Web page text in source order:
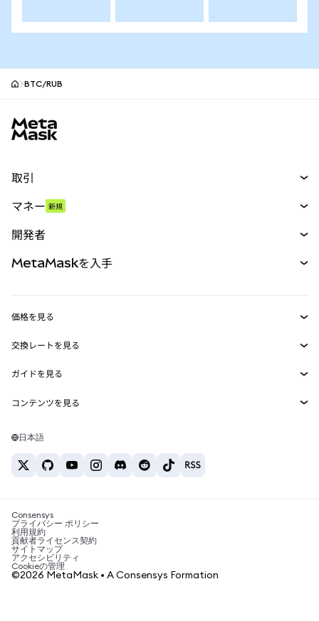
BTC/RUB
取引
パーペチュアル
RWA
マネー 新規
開発者
MetaMask Connect
Snaps
Web3サービス
MetaMaskを入手
セキュリティ
サポート
キャリア
お問い合わせ
価格を見る
イーサリアムの価格
Solanaの価格
Tetherの価格
交換レートを見る
ETH→USD
USDT→INR
BTC→INR
ETH→USDT
ガイドを見る
ETHの購入
USDTの購入
SHIBの購入
BNBの購入
コンテンツを見る
Solanaウォレット
税制関連ニュース
暗号資産の購入方法は？
ビットコインを売るには？
日本語
Consensys
プライバシー ポリシー
利用規約
貢献者ライセンス契約
サイトマップ
アクセシビリティ
Cookieの管理
©2026 MetaMask • A Consensys Formation